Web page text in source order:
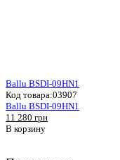
Ballu BSDI-09HN1
Код товара:03907
Ballu BSDI-09HN1
11 280 грн
В корзину